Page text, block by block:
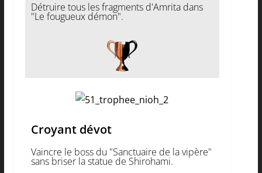
Détruire tous les fragments d'Amrita dans
"Le fougueux démon".
Croyant dévot
Vaincre le boss du "Sanctuaire de la vipère"
sans briser la statue de Shirohami.